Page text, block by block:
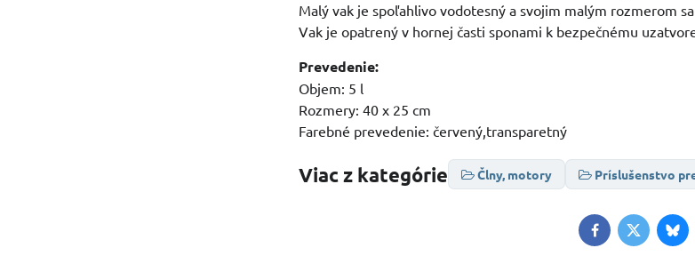
Malý vak je spoľahlivo vodotesný a svojim malým rozmerom
Vak je opatrený v hornej časti sponami k bezpečnému
Prevedenie:
Objem: 5 l
Rozmery: 40 x 25 cm
Farebné prevedenie: červený,transparetný
Viac z kategórie Člny, motory Príslušenstvo
FacebookTwitter